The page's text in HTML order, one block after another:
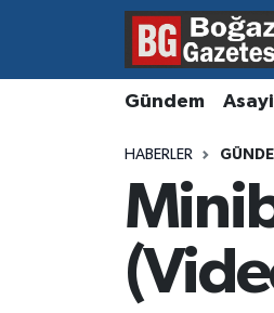
Gündem
HABERLER
Asayiş
Ekonomi
Gündem
Kültür ve Sanat
Hava Durumu
Süper Lig Puan Durumu
Tüm Manşetler
Son Dakika Haberleri